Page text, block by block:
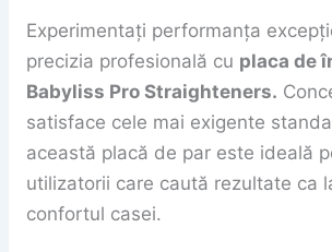
Experimentați performanța
precizia profesională cu placa de
Babyliss Pro Straighteners.
satisface cele mai exigente
această placă de par este ideală
utilizatorii care caută rezultate ca
confortul casei.